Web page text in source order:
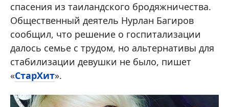
спасения из таиландского бродяжничества.
Общественный деятель Нурлан Багиров
сообщил, что решение о госпитализации
далось семье с трудом, но альтернативы для
стабилизации девушки не было, пишет
«СтарХит».